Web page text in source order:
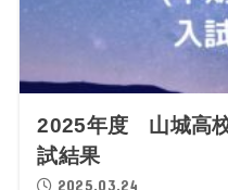
2025年度 山城高
試結果
2025.03.24